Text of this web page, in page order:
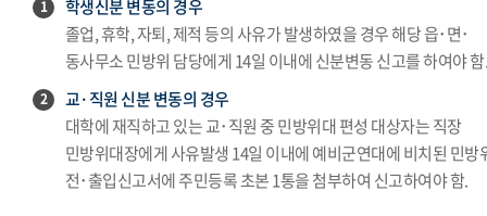
1
학생신분 변동의 경우
졸업, 휴학, 자퇴, 제적 등의 사유가 발생하였을 경우 해당 읍･면･
동사무소 민방위 담당에게 14일 이내에 신분변동 신고를 하여야
2
교·직원 신분 변동의 경우
대학에 재직하고 있는 교･직원 중 민방위대 편성 대상자는 직장
민방위대장에게 사유발생 14일 이내에 예비군연대에 비치된 민방
전･출입신고서에 주민등록 초본 1통을 첨부하여 신고하여야 함.